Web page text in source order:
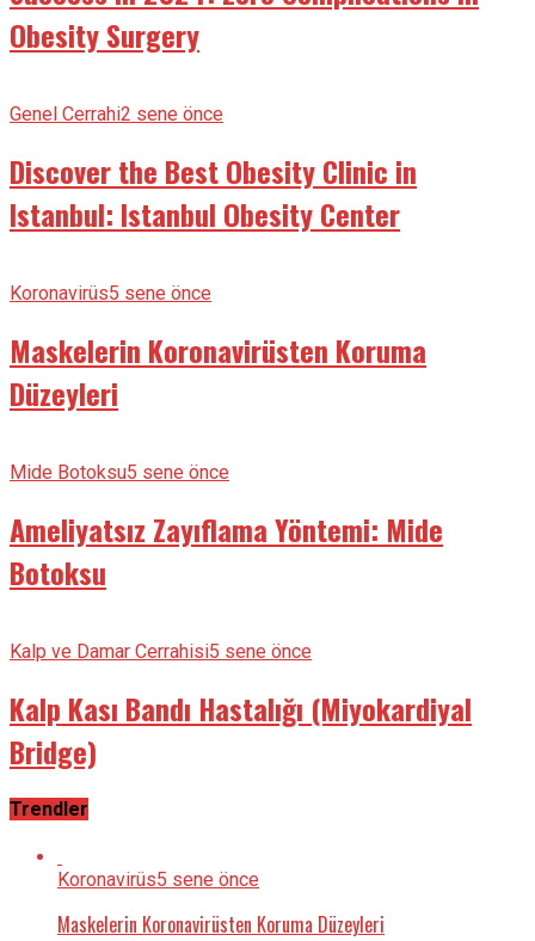
Obesity Surgery
Genel Cerrahi2 sene önce
Discover the Best Obesity Clinic in
Istanbul: Istanbul Obesity Center
Koronavirüs5 sene önce
Maskelerin Koronavirüsten Koruma
Düzeyleri
Mide Botoksu5 sene önce
Ameliyatsız Zayıflama Yöntemi: Mide
Botoksu
Kalp ve Damar Cerrahisi5 sene önce
Kalp Kası Bandı Hastalığı (Miyokardiyal
Bridge)
Trendler
Koronavirüs5 sene önce
Maskelerin Koronavirüsten Koruma Düzeyleri